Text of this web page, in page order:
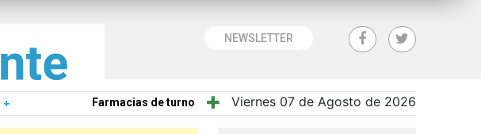
NEWSLETTER
+ Farmacias de turno Viernes 07 de Agosto de 2026